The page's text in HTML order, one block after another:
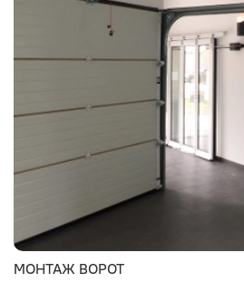
МОНТАЖ ВОРОТ